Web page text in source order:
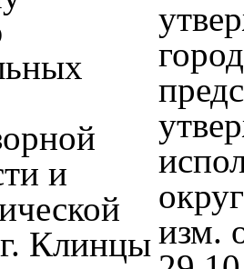
и
Клинцыизм.